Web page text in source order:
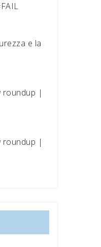
e la
roundup |
roundup |